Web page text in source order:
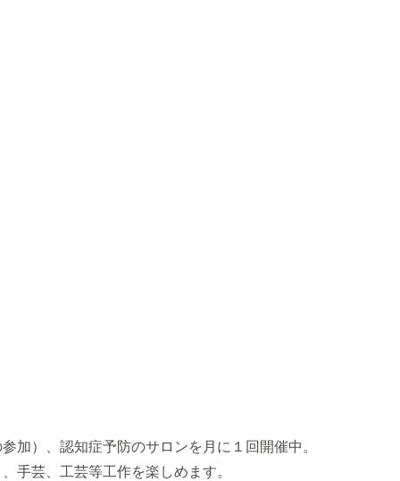
加）、認知症予防のサロンを月に１回開催中。
手芸、工芸等工作を楽しめます。